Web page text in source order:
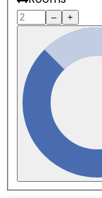
– +